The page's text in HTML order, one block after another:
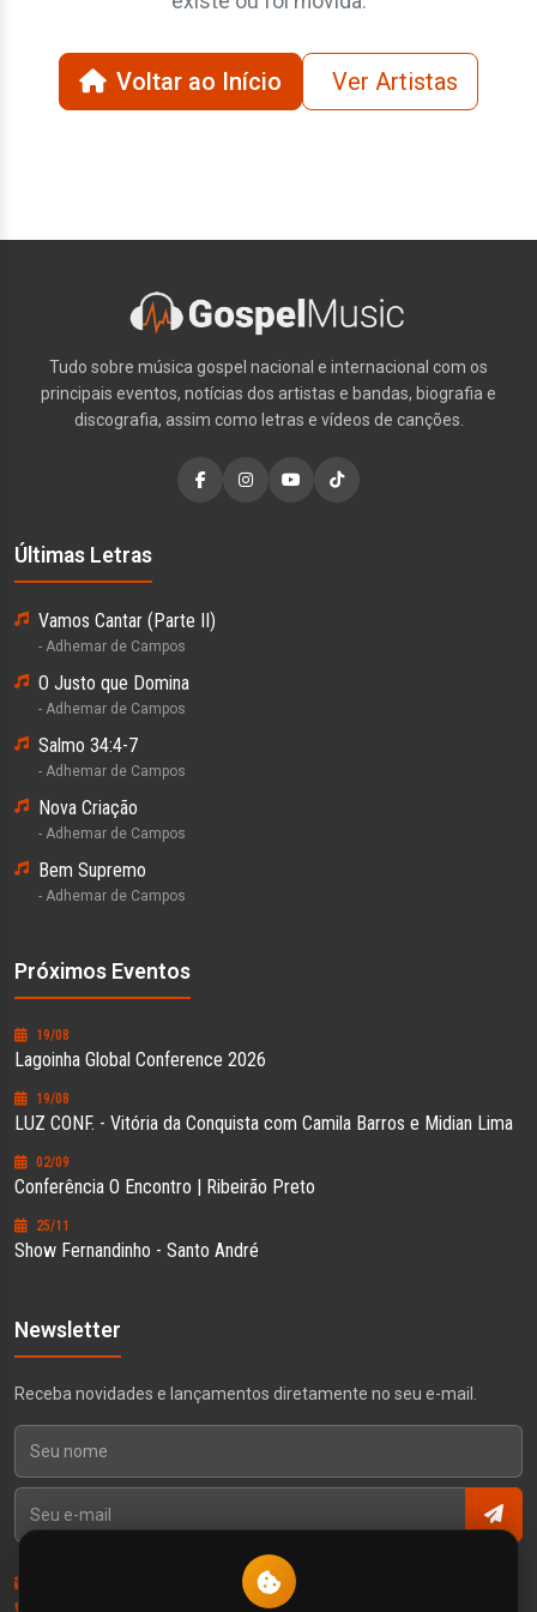
Voltar ao Início Ver Artistas
Tudo sobre música gospel nacional e internacional com os
principais eventos, notícias dos artistas e bandas, biografia e
discografia, assim como letras e vídeos de canções.
Últimas Letras
Vamos Cantar (Parte II)
- Adhemar de Campos
O Justo que Domina
- Adhemar de Campos
Salmo 34:4-7
- Adhemar de Campos
Nova Criação
- Adhemar de Campos
Bem Supremo
- Adhemar de Campos
Próximos Eventos
19/08
Lagoinha Global Conference 2026
19/08
LUZ CONF. - Vitória da Conquista com Camila Barros e Midian Lima
02/09
Conferência O Encontro | Ribeirão Preto
25/11
Show Fernandinho - Santo André
Newsletter
Receba novidades e lançamentos diretamente no seu e-mail.